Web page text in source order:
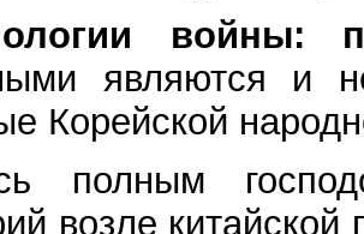
являются и
Корейской
полным
возле